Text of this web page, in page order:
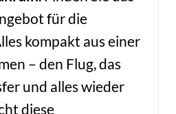
für die
kompakt aus einer
– den Flug, das
und alles wieder
diese